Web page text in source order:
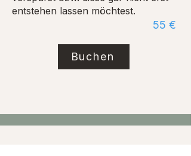
entstehen lassen möchtest.​
55 €
Buchen